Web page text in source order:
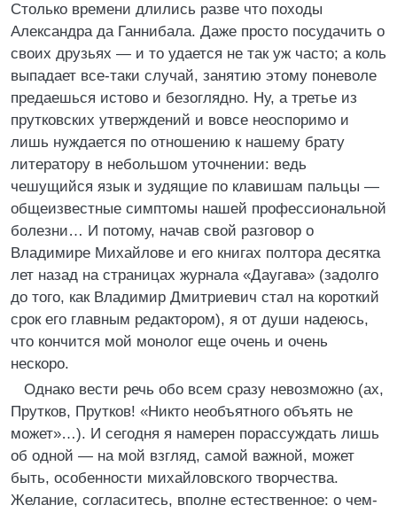
Столько времени длились разве что походы
Александра да Ганнибала. Даже просто посудачить о
своих друзьях — и то удается не так уж часто; а коль
выпадает все-таки случай, занятию этому поневоле
предаешься истово и безоглядно. Ну, а третье из
прутковских утверждений и вовсе неоспоримо и
лишь нуждается по отношению к нашему брату
литератору в небольшом уточнении: ведь
чешущийся язык и зудящие по клавишам пальцы —
общеизвестные симптомы нашей профессиональной
болезни… И потому, начав свой разговор о
Владимире Михайлове и его книгах полтора десятка
лет назад на страницах журнала «Даугава» (задолго
до того, как Владимир Дмитриевич стал на короткий
срок его главным редактором), я от души надеюсь,
что кончится мой монолог еще очень и очень
нескоро.
Однако вести речь обо всем сразу невозможно (ах,
Прутков, Прутков! «Никто необъятного объять не
может»…). И сегодня я намерен порассуждать лишь
об одной — на мой взгляд, самой важной, может
быть, особенности михайловского творчества.
Желание, согласитесь, вполне естественное: о чем-